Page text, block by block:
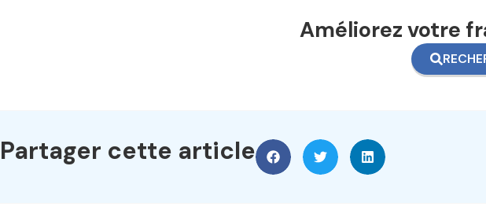
Améliorez votre
Partager cette article